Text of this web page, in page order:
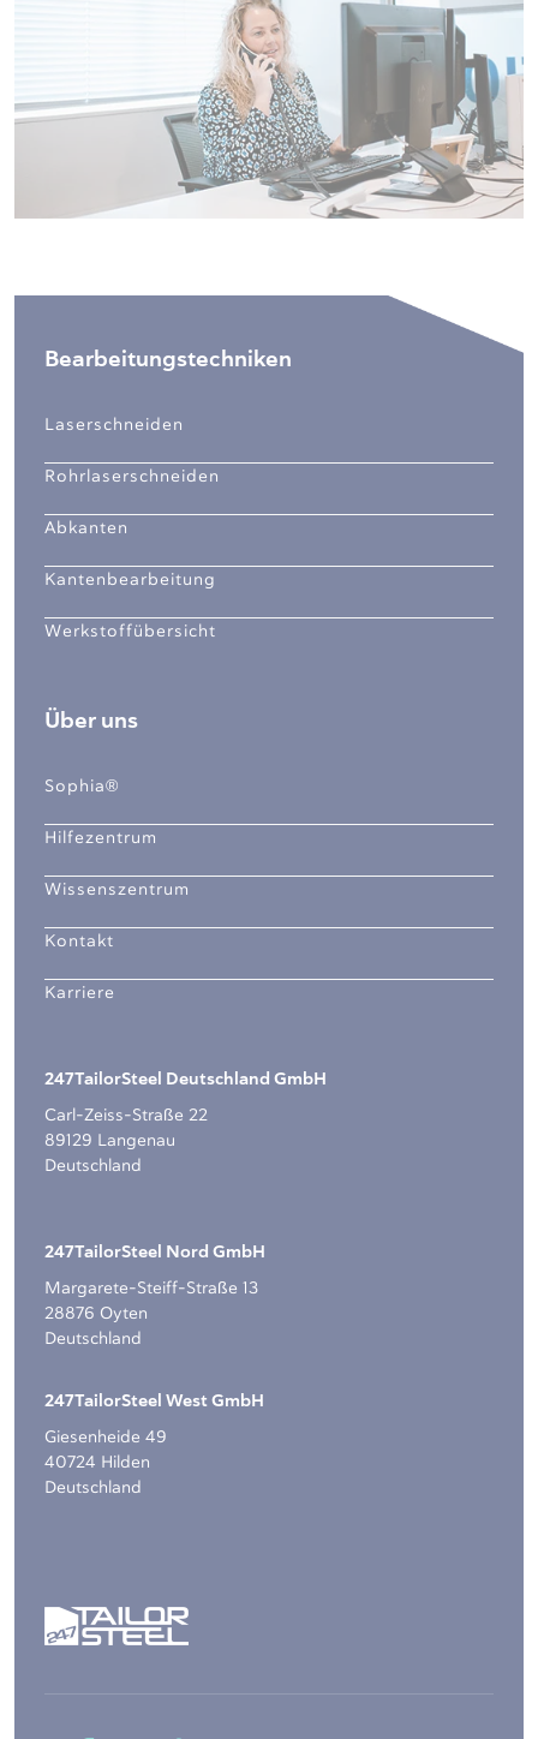
Bearbeitungstechniken
Laserschneiden
Rohrlaserschneiden
Abkanten
Kantenbearbeitung
Werkstoffübersicht
Über uns
Sophia®
Hilfezentrum
Wissenszentrum
Kontakt
Karriere
247TailorSteel Deutschland GmbH
Carl-Zeiss-Straße 22
89129 Langenau
Deutschland
247TailorSteel Nord GmbH
Margarete-Steiff-Straße 13
28876 Oyten
Deutschland
247TailorSteel West GmbH
Giesenheide 49
40724 Hilden
Deutschland